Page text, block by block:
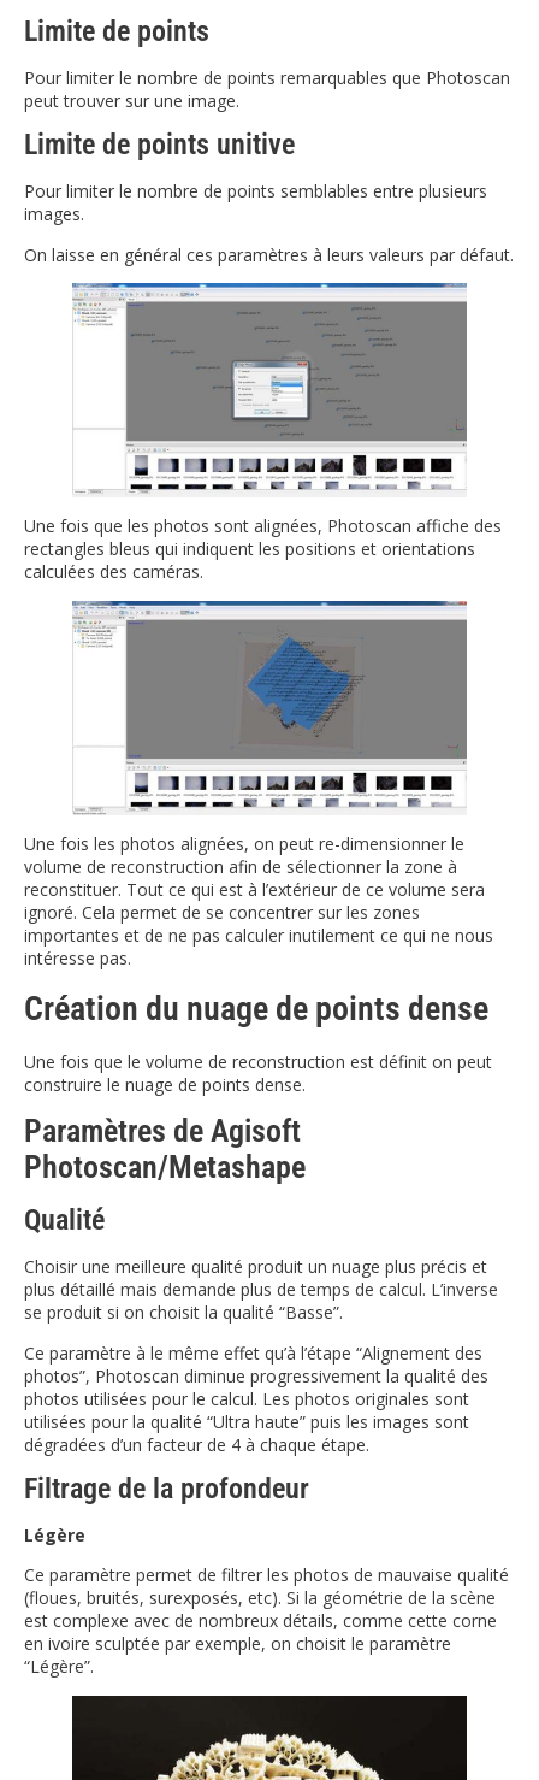
Limite de points
Pour limiter le nombre de points remarquables que Photoscan
peut trouver sur une image.
Limite de points unitive
Pour limiter le nombre de points semblables entre plusieurs
images.
On laisse en général ces paramètres à leurs valeurs par défaut.
Une fois que les photos sont alignées, Photoscan affiche des
rectangles bleus qui indiquent les positions et orientations
calculées des caméras.
Une fois les photos alignées, on peut re-dimensionner le
volume de reconstruction afin de sélectionner la zone à
reconstituer. Tout ce qui est à l’extérieur de ce volume sera
ignoré. Cela permet de se concentrer sur les zones
importantes et de ne pas calculer inutilement ce qui ne nous
intéresse pas.
Création du nuage de points dense
Une fois que le volume de reconstruction est définit on peut
construire le nuage de points dense.
Paramètres de Agisoft
Photoscan/Metashape
Qualité
Choisir une meilleure qualité produit un nuage plus précis et
plus détaillé mais demande plus de temps de calcul. L’inverse
se produit si on choisit la qualité “Basse”.
Ce paramètre à le même effet qu’à l’étape “Alignement des
photos”, Photoscan diminue progressivement la qualité des
photos utilisées pour le calcul. Les photos originales sont
utilisées pour la qualité “Ultra haute” puis les images sont
dégradées d’un facteur de 4 à chaque étape.
Filtrage de la profondeur
Légère
Ce paramètre permet de filtrer les photos de mauvaise qualité
(floues, bruités, surexposés, etc). Si la géométrie de la scène
est complexe avec de nombreux détails, comme cette corne
en ivoire sculptée par exemple, on choisit le paramètre
“Légère”.